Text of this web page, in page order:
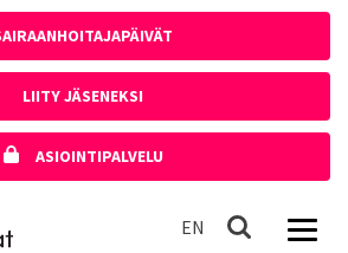
LIITY JÄSENEKSI
ASIOINTIPALVELU
EN In English
Haku